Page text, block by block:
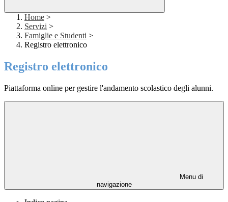
Home >
Servizi >
Famiglie e Studenti >
Registro elettronico
Registro elettronico
Piattaforma online per gestire l'andamento scolastico degli alunni.
Menu di
navigazione